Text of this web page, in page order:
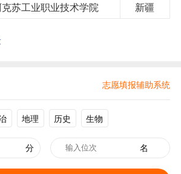
克苏工业职业技术学院 新疆
志愿填报辅助系统
地理 历史 生物
分 名